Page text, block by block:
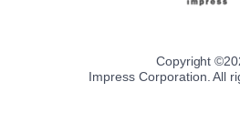
Copyright ©
Impress Corporation. All